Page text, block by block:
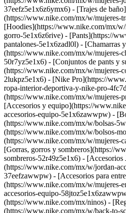
37eefz5e1x6z6ymx6) - [Trajes de baño]
(https://www.nike.com/mx/w/mujeres-
[Hoodies](https://www.nike.com/mx/w/
gorro-5e1x6z6rive) - [Pants](https://
pantalones-5e1x6zadl0l) - [Chamarras
(https://www.nike.com/mx/w/mujeres-
50r7yz5e1x6) - [Conjuntos de pants y
(https://www.nike.com/mx/w/mujeres-
2lukpz5e1x6) - [Nike Pro](https://
ropa-interior-deportiva-y-nike-pro-
(https://www.nike.com/mx/w/mujeres-
[Accesorios y equipo](https://
accesorios-equipo-5e1x6zawwpw) -
(https://www.nike.com/mx/w/bolsas-
(https://www.nike.com/mx/w/bolsos-
(https://www.nike.com/mx/w/mujeres-
[Gorras, gorros y sombreros](https://
sombreros-52r49z5e1x6) - [Accesorios
(https://www.nike.com/mx/w/jordan-
37eefzawwpw) - [Accesorios para
(https://www.nike.com/mx/w/mujeres-
accesorios-equipo-
(https://www.nike.com/mx/ninos) -
(https://www.nike.com/mx/w/back-to-